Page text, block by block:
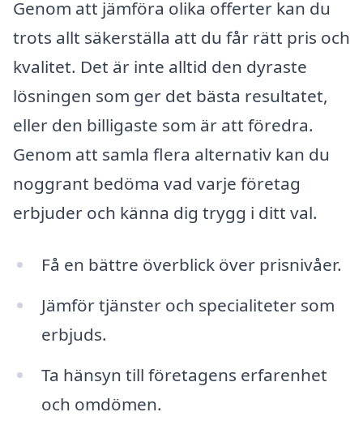
Genom att jämföra olika offerter kan du
trots allt säkerställa att du får rätt pris och
kvalitet. Det är inte alltid den dyraste
lösningen som ger det bästa resultatet,
eller den billigaste som är att föredra.
Genom att samla flera alternativ kan du
noggrant bedöma vad varje företag
erbjuder och känna dig trygg i ditt val.
Få en bättre överblick över prisnivåer.
Jämför tjänster och specialiteter som
erbjuds.
Ta hänsyn till företagens erfarenhet
och omdömen.